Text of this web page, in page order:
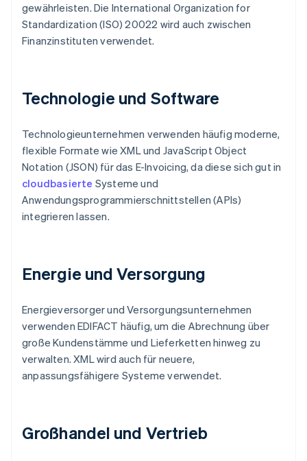
gewährleisten. Die International Organization for
Standardization (ISO) 20022 wird auch zwischen
Finanzinstituten verwendet.
Technologie und Software
Technologieunternehmen verwenden häufig moderne,
flexible Formate wie XML und JavaScript Object
Notation (JSON) für das E-Invoicing, da diese sich gut in
cloudbasierte Systeme und
Anwendungsprogrammierschnittstellen (APIs)
integrieren lassen.
Energie und Versorgung
Energieversorger und Versorgungsunternehmen
verwenden EDIFACT häufig, um die Abrechnung über
große Kundenstämme und Lieferketten hinweg zu
verwalten. XML wird auch für neuere,
anpassungsfähigere Systeme verwendet.
Großhandel und Vertrieb